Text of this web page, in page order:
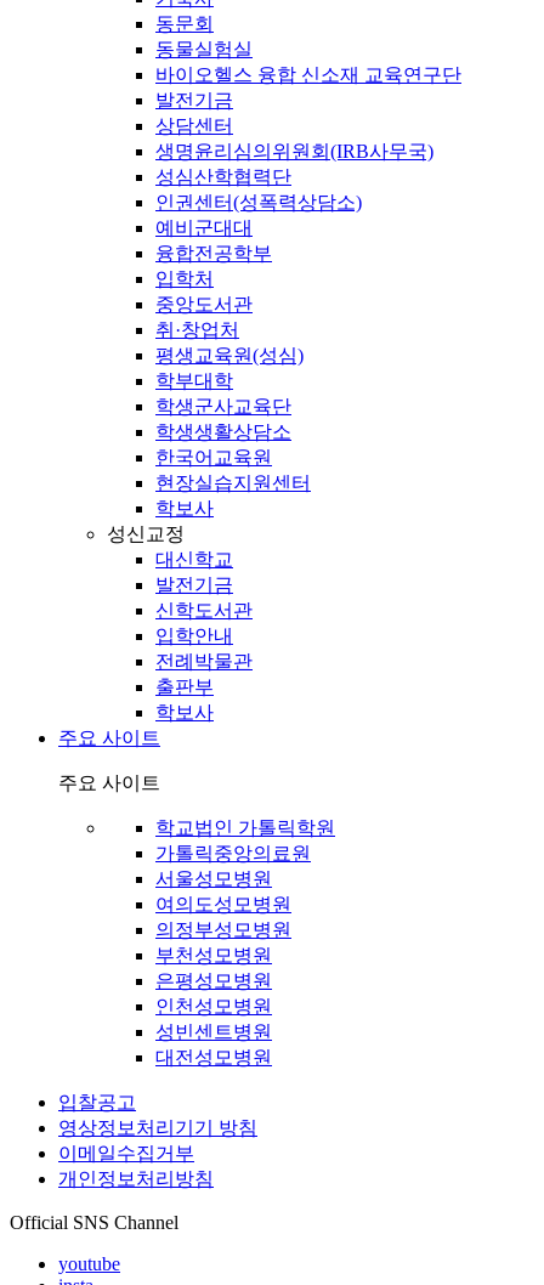
동문회
동물실험실
바이오헬스 융합 신소재 교육연구단
발전기금
상담센터
생명윤리심의위원회(IRB사무국)
성심산학협력단
인권센터(성폭력상담소)
예비군대대
융합전공학부
입학처
중앙도서관
취·창업처
평생교육원(성심)
학부대학
학생군사교육단
학생생활상담소
한국어교육원
현장실습지원센터
학보사
성신교정
대신학교
발전기금
신학도서관
입학안내
전례박물관
출판부
학보사
주요 사이트
주요 사이트
학교법인 가톨릭학원
가톨릭중앙의료원
서울성모병원
여의도성모병원
의정부성모병원
부천성모병원
은평성모병원
인천성모병원
성빈센트병원
대전성모병원
입찰공고
영상정보처리기기 방침
이메일수집거부
개인정보처리방침
Official SNS Channel
youtube